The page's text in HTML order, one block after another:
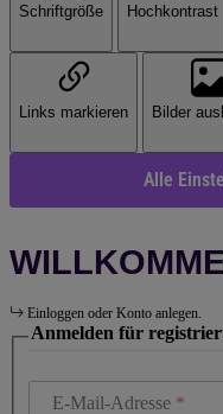
Schriftgröße Hochkontrast
Links markieren Bilder
Alle
Einloggen oder Konto anlegen.
Anmelden für
E-Mail-Adresse